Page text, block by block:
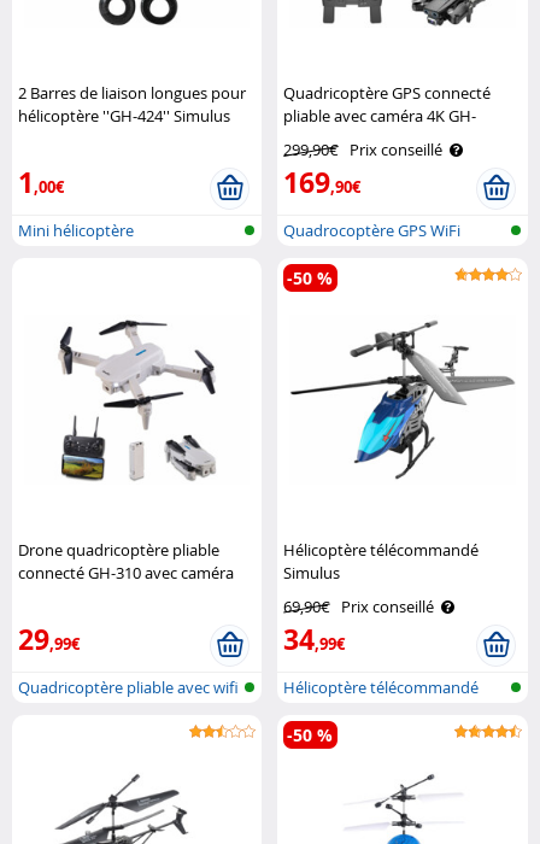
2 Barres de liaison longues pour
hélicoptère ''GH-424'' Simulus
1,00€
Mini hélicoptère
Quadricoptère GPS connecté
pliable avec caméra 4K GH-
299,90€ Prix conseillé
169,90€
Quadrocoptère GPS WiFi
pliable avec..
Drone quadricoptère pliable
connecté GH-310 avec caméra
29,99€
Quadricoptère pliable avec wifi
Hélicoptère télécommandé
Simulus
69,90€ Prix conseillé
34,99€
-50 %
Hélicoptère télécommandé
-50 %